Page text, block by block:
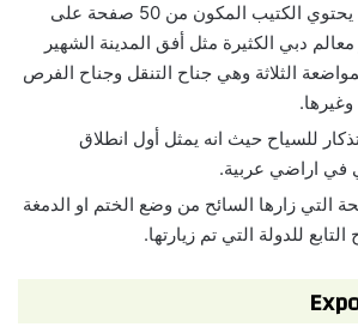
نشر ثقافي حيث يحتوي الكتيب المكون من 50 صفحة على
دبي الكثيرة مثل أفق المدينة الشهير
الثلاثة وهي جناح التنقل وجناح الفرص
للسياح حيث انه يمثل أول انطلاق
في اراضي عربية.
التي زارها السائح من وضع الختم او الدمغة
للدولة التي تم زيارتها.